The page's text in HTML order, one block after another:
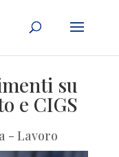
su
e CIGS
- Lavoro